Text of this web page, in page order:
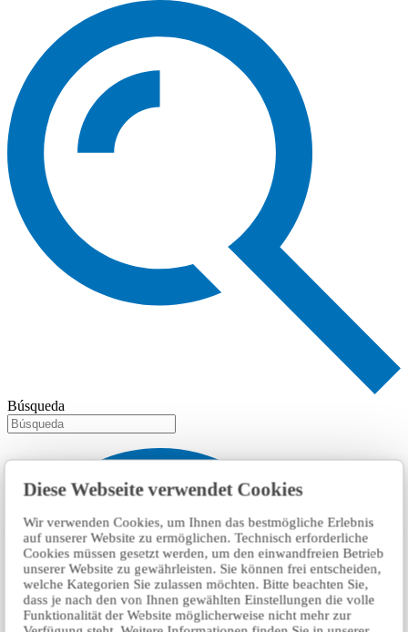
Diese Webseite verwendet Cookies
Wir verwenden Cookies, um Ihnen das bestmögliche Erlebnis
auf unserer Website zu ermöglichen. Technisch erforderliche
Cookies müssen gesetzt werden, um den einwandfreien Betrieb
unserer Website zu gewährleisten. Sie können frei entscheiden,
welche Kategorien Sie zulassen möchten. Bitte beachten Sie,
dass je nach den von Ihnen gewählten Einstellungen die volle
Funktionalität der Website möglicherweise nicht mehr zur
Búsqueda